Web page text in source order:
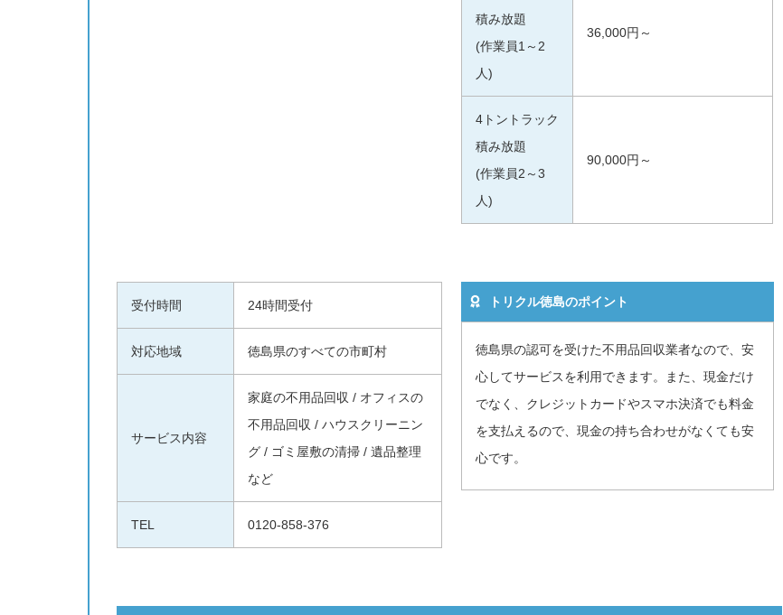
積み放題
(作業員1～2
人)
36,000円～
4トントラック
積み放題
(作業員2～3
人)
90,000円～
受付時間 24時間受付
対応地域 徳島県のすべての市町村
サービス内容
家庭の不用品回収 / オフィスの
不用品回収 / ハウスクリーニン
グ / ゴミ屋敷の清掃 / 遺品整理
など
TEL 0120-858-376
トリクル徳島のポイント
徳島県の認可を受けた不用品回収業者なので、安
心してサービスを利用できます。また、現金だけ
でなく、クレジットカードやスマホ決済でも料金
を支払えるので、現金の持ち合わせがなくても安
心です。